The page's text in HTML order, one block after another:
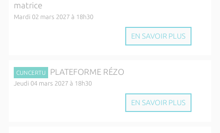
matrice
Mardi 02 mars 2027 à 18h30
EN SAVOIR PLUS
CUNCERTU PLATEFORME RÉZO
Jeudi 04 mars 2027 à 18h30
EN SAVOIR PLUS